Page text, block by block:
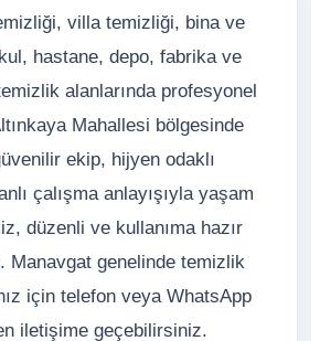
villa temizliği, bina ve
hastane, depo, fabrika ve
alanlarında profesyonel
Mahallesi bölgesinde
ekip, hijyen odaklı
çalışma anlayışıyla yaşam
düzenli ve kullanıma hazır
Manavgat genelinde temizlik
için telefon veya WhatsApp
iletişime geçebilirsiniz.